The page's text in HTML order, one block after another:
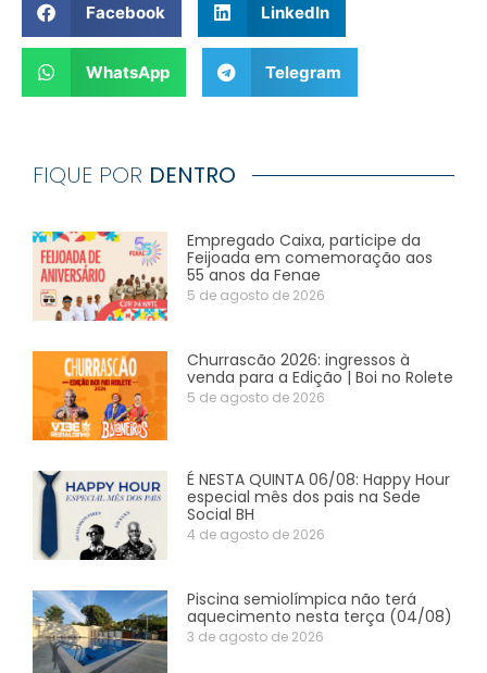
Facebook LinkedIn
WhatsApp Telegram
FIQUE POR DENTRO
Empregado Caixa, participe da
Feijoada em comemoração aos
55 anos da Fenae
5 de agosto de 2026
Churrascão 2026: ingressos à
venda para a Edição | Boi no Rolete
5 de agosto de 2026
É NESTA QUINTA 06/08: Happy Hour
especial mês dos pais na Sede
Social BH
4 de agosto de 2026
Piscina semiolímpica não terá
aquecimento nesta terça (04/08)
3 de agosto de 2026